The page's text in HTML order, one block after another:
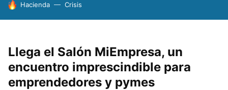
HOY SE HABLA DE
Hacienda Crisis
Llega el Salón MiEmpresa, un
encuentro imprescindible para
emprendedores y pymes